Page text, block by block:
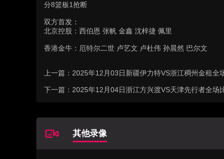
分8篮板1抢断
双方首发：
北京控股：西伯恩 张帆 金鑫 沈梓捷 佩里
香港金牛：厄特尔二世 卢艺文 卢杜伟 孙晨然 巴尔文
上一篇： 2025年12月03日新疆伊力特VS浙江稠州金租全
下一篇： 2025年12月04日浙江方兴渡VS天津先行者全场
其他录像